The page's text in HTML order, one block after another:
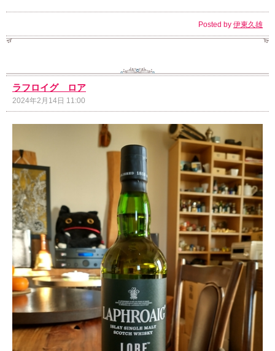
Posted by 伊東久雄
ラフロイグ ロア
2024年2月14日 11:00